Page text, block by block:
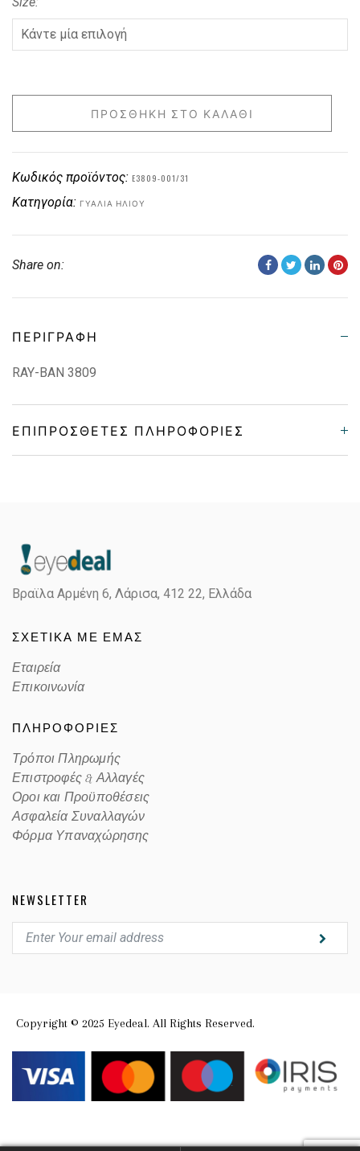
ΠΡΟΣΘΉΚΗ ΣΤΟ ΚΑΛΆΘΙ
Κωδικός προϊόντος: E3809-001/31
Κατηγορία: ΓΥΑΛΙΆ ΗΛΊΟΥ
Share on:
ΠΕΡΙΓΡΑΦΉ
RAY-BAN 3809
ΕΠΙΠΡΌΣΘΕΤΕΣ ΠΛΗΡΟΦΟΡΊΕΣ
Color
Lens Color GREEN
Color code
Βραϊλα Αρμένη 6, Λάρισα, 412 22, Ελλάδα
ΣΧΕΤΙΚΑ ΜΕ ΕΜΑΣ
Εταιρεία
Επικοινωνία
ΠΛΗΡΟΦΟΡΙΕΣ
Τρόποι Πληρωμής
Επιστροφές & Αλλαγές
Οροι και Προϋποθέσεις
Ασφαλεία Συναλλαγών
Φόρμα Υπαναχώρησης
NEWSLETTER
Copyright © 2025 Eyedeal. All Rights Reserved.